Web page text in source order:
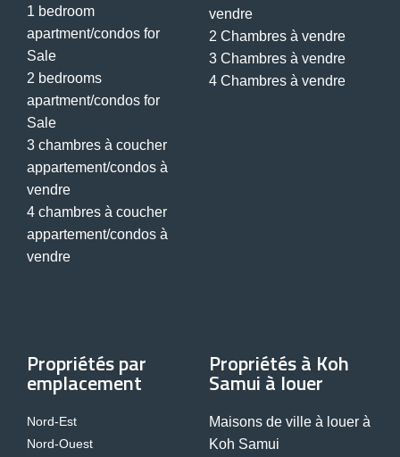
1 bedroom
apartment/condos for
Sale
2 bedrooms
apartment/condos for
Sale
3 chambres à coucher
appartement/condos à
vendre
4 chambres à coucher
appartement/condos à
vendre
vendre
2 Chambres à vendre
3 Chambres à vendre
4 Chambres à vendre
Propriétés par
emplacement
Nord-Est
Nord-Ouest
Propriétés à Koh
Samui à louer
Maisons de ville à louer à
Koh Samui